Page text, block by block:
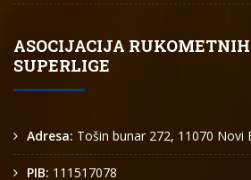
ASOCIJACIJA
SUPERLIGE
Adresa: Tošin bunar 272, 11070 Novi
PIB: 111517078